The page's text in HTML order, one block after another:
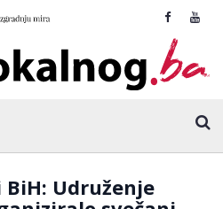
Udruženje